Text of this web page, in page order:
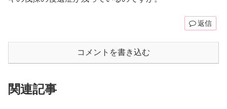
返信
コメントを書き込む
関連記事